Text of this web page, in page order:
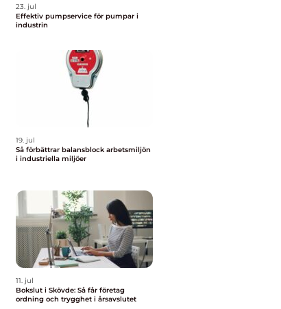
23. jul
Effektiv pumpservice för pumpar i
industrin
19. jul
Så förbättrar balansblock arbetsmiljön
i industriella miljöer
11. jul
Bokslut i Skövde: Så får företag
ordning och trygghet i årsavslutet